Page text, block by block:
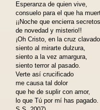
Esperanza de quien vive,
consuelo para el que ha
¡¡Noche que encierra secretos
de novedad y misterio!!
¡Oh Cristo, en la cruz
siento al mirarte dulzura,
siento a la vez amargura,
siento terror al pasado.
Verte así crucificado
me causa tal dolor
que he de suplir con amor,
lo que Tú por mí has